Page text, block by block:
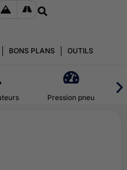
BONS PLANS OUTILS
Pression pneu